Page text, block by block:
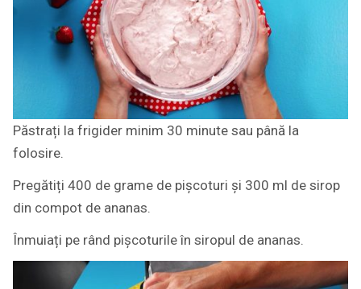
Păstrați la frigider minim 30 minute sau până la
folosire.
Pregătiți 400 de grame de pișcoturi și 300 ml de sirop
din compot de ananas.
Înmuiați pe rând pișcoturile în siropul de ananas.